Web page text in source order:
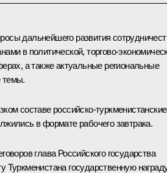
дальнейшего развития
в политической, торгово-
а также актуальные региональные
темы.
составе российско-туркменистанские
в формате рабочего завтрака.
глава Российского государства
Туркменистана государственную